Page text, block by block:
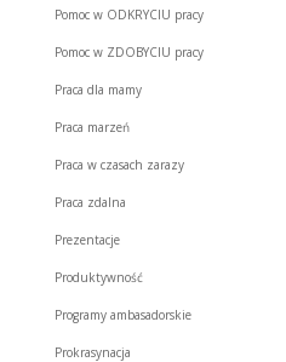
Pomoc w ODKRYCIU pracy
Pomoc w ZDOBYCIU pracy
Praca dla mamy
Praca marzeń
Praca w czasach zarazy
Praca zdalna
Prezentacje
Produktywność
Programy ambasadorskie
Prokrasynacja